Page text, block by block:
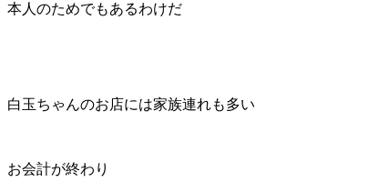
本人のためでもあるわけだ
白玉ちゃんのお店には家族連れも多い
お会計が終わり